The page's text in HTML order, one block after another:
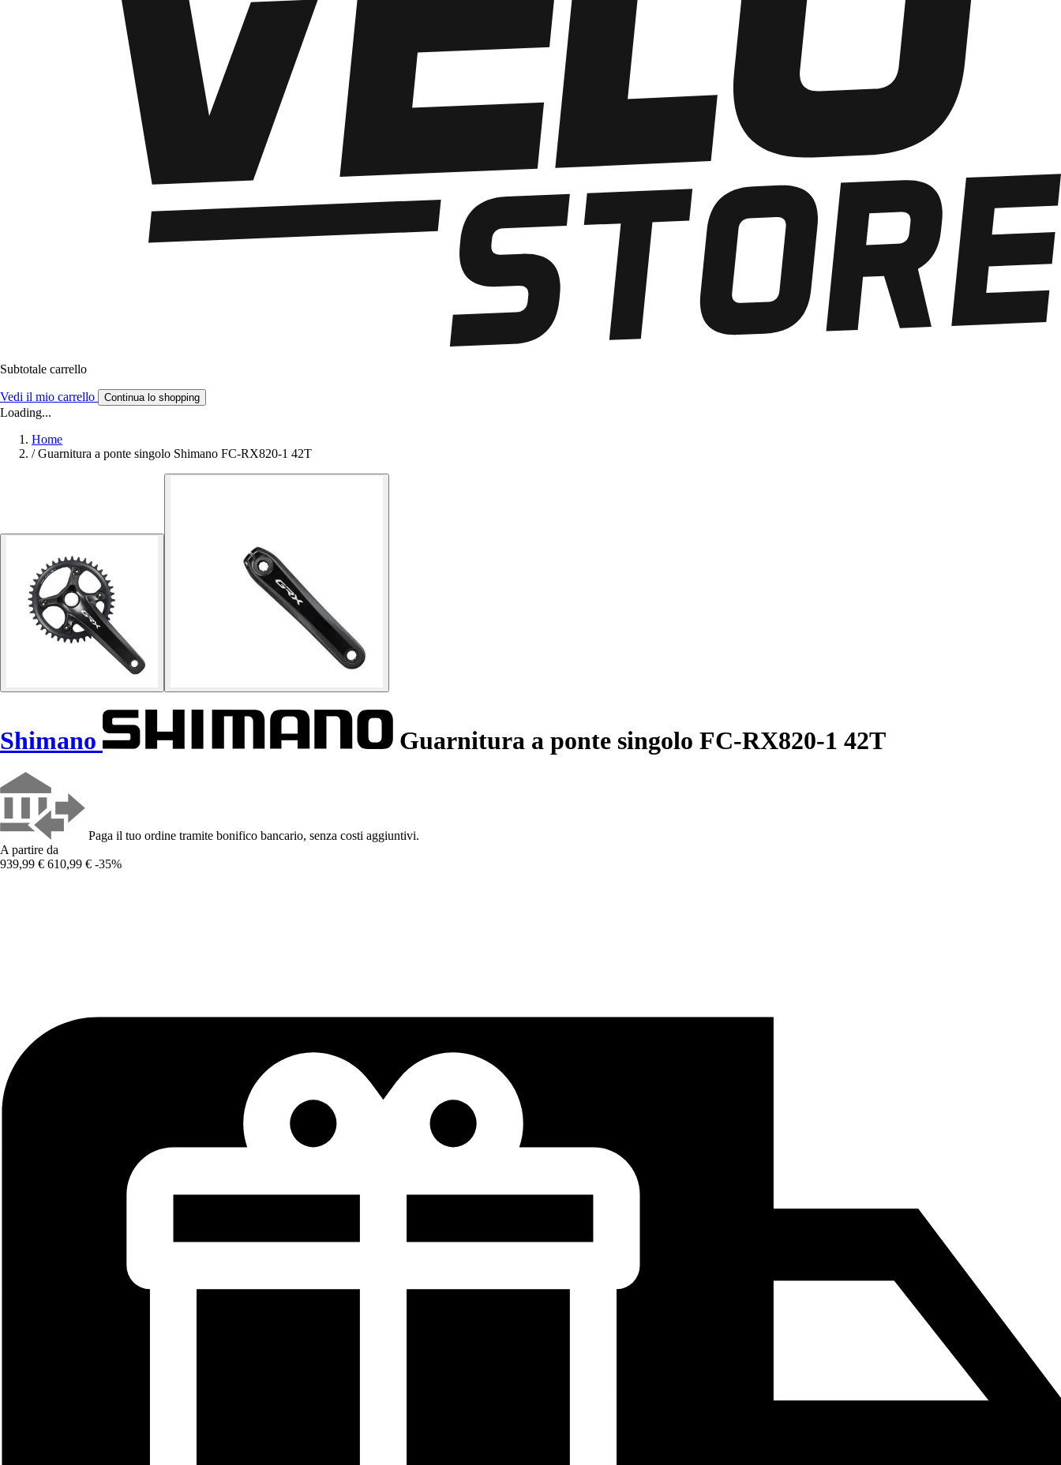
Subtotale carrello
Vedi il mio carrello Continua lo shopping
Loading...
Home
/ Guarnitura a ponte singolo Shimano FC-RX820-1 42T
Shimano Guarnitura a ponte singolo FC-RX820-1 42T
Paga il tuo ordine tramite bonifico bancario, senza costi aggiuntivi.
A partire da
939,99 € 610,99 € -35%